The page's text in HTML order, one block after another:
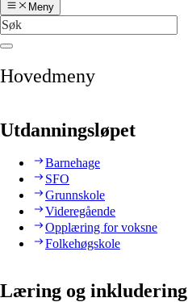
Meny
Hovedmeny
Utdanningsløpet
Barnehage
SFO
Grunnskole
Videregående
Opplæring for voksne
Folkehøgskole
Læring og inkludering